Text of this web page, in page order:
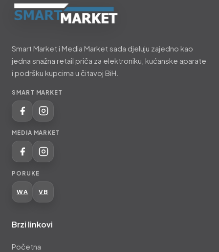
Smart
i
Media
Market
Smart Market i Media Market sada djeluju zajedno kao
jedna snažna retail priča za elektroniku, kućanske aparate
i podršku kupcima u čitavoj BiH.
SMART MARKET
MEDIA MARKET
PORUKE
WA VB
Brzi linkovi
Početna